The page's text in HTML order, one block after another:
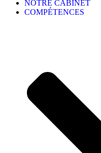
NOTRE CABINET
COMPÉTENCES